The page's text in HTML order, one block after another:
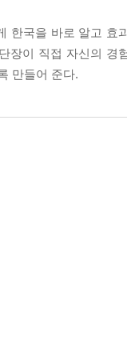
한국을 바로 알고 효
장이 직접 자신의 경
만들어 준다.